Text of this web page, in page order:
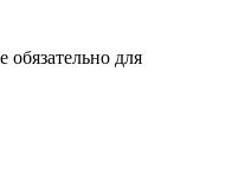
обязательно для